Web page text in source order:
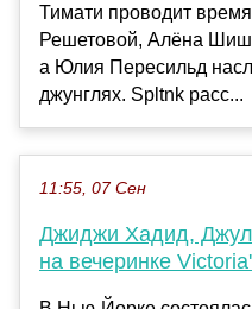
Тимати проводит
Решетовой, Алёна
а Юлия Пересильд
джунглях. Spltnk расс...
11:55, 07 Сен
Джиджи Хадид,
на вечеринке